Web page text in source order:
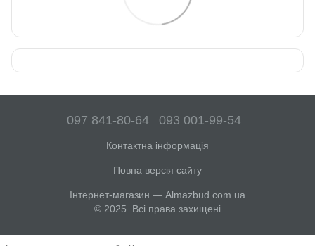
097 841-80-64 093 001-99-54
Контактна інформація
Повна версія сайту
Інтернет-магазин — Almazbud.com.ua
© 2025. Всі права захищені